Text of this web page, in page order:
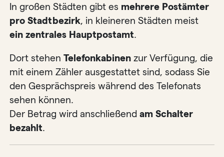
In großen Städten gibt es mehrere Postämter
pro Stadtbezirk, in kleineren Städten meist
ein zentrales Hauptpostamt.
Dort stehenTelefonkabinen zur Verfügung, die
mit einem Zähler ausgestattet sind, sodass Sie
den Gesprächspreis während des Telefonats
sehen können.
Der Betrag wird anschließendam Schalter
bezahlt.